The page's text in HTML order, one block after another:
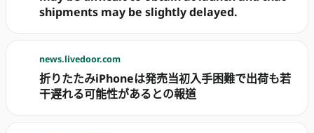
shipments may be slightly delayed.
news.livedoor.com
折りたたみiPhoneは発売当初入手困難で出荷も若
干遅れる可能性があるとの報道